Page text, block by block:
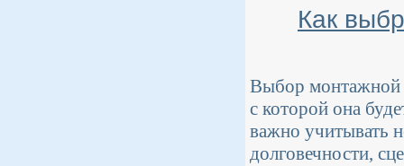
Как
Выбор монтажной
с которой она
важно учитывать
долговечности,